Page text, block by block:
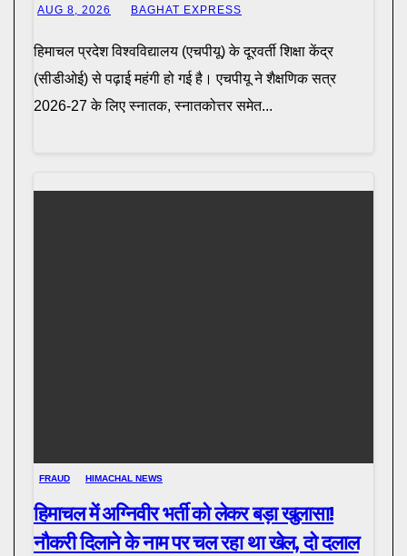
AUG 8, 2026 BAGHAT EXPRESS
हिमाचल प्रदेश विश्वविद्यालय (एचपीयू) के दूरवर्ती शिक्षा केंद्र
(सीडीओई) से पढ़ाई महंगी हो गई है। एचपीयू ने शैक्षणिक सत्र
2026-27 के लिए स्नातक, स्नातकोत्तर समेत...
FRAUD HIMACHAL NEWS
हिमाचल में अग्निवीर भर्ती को लेकर बड़ा खुलासा!
नौकरी दिलाने के नाम पर चल रहा था खेल, दो दलाल